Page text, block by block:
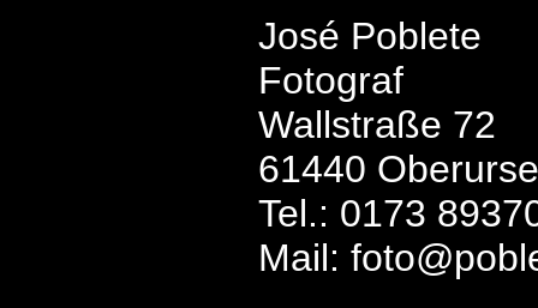
José Poblete
Fotograf
Wallstraße 72
61440
Tel.: 0173
Mail: